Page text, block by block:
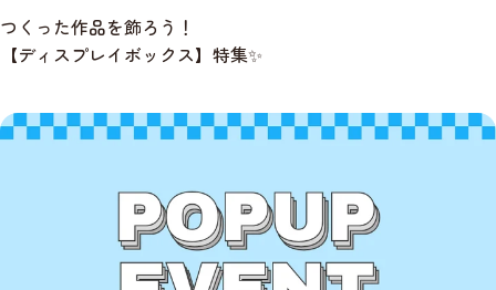
つくった作品を飾ろう！
【ディスプレイボックス】特集✨